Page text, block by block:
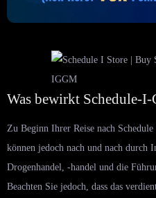
Was bewirkt Schedule-I-
Zu Beginn Ihrer Reise nach
können jedoch nach und nach durch
Drogenhandel, -handel und die
Beachten Sie jedoch, dass das